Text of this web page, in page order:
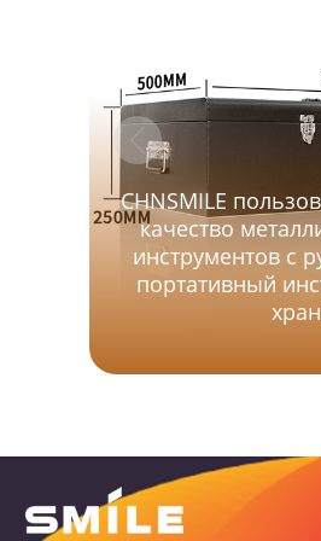
CHNSMILE
качество
инструментов с
портативный